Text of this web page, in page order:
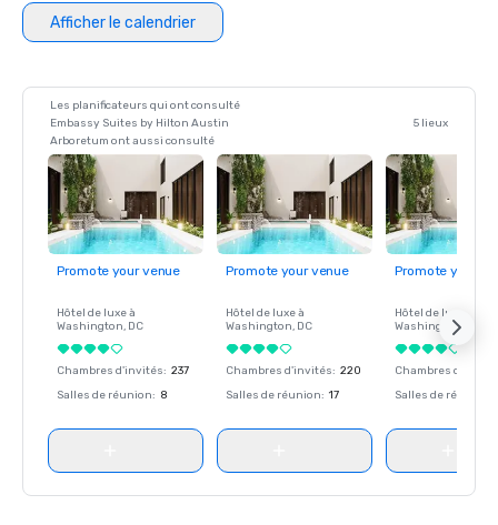
Afficher le calendrier
Les planificateurs qui ont consulté
Embassy Suites by Hilton Austin
Arboretum ont aussi consulté
5 lieux
Promote your venue
Hôtel de luxe à
Washington, DC
Chambres d'invités: 237
Salles de réunion: 8
Promote your venue
Hôtel de luxe à
Washington, DC
Chambres d'invités: 220
Salles de réunion: 17
Promote your
Hôtel de luxe à
Washington
Chambres
Salles de réunion